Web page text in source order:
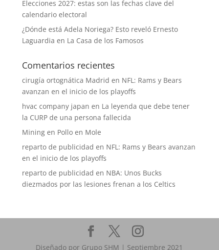
Elecciones 2027: estas son las fechas clave del
calendario electoral
¿Dónde está Adela Noriega? Esto reveló Ernesto
Laguardia en La Casa de los Famosos
Comentarios recientes
cirugía ortognática Madrid en NFL: Rams y Bears
avanzan en el inicio de los playoffs
hvac company japan en La leyenda que debe tener
la CURP de una persona fallecida
Miningen Pollo en Mole
reparto de publicidad en NFL: Rams y Bears avanzan
en el inicio de los playoffs
reparto de publicidad en NBA: Unos Bucks
diezmados por las lesiones frenan a los Celtics
Diseñado por Grupo SHM | Septiembre 2021